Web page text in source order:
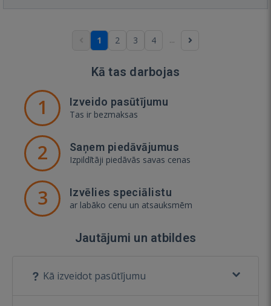
1 2 3 4 ...
Kā tas darbojas
1 Izveido pasūtījumu
Tas ir bezmaksas
2 Saņem piedāvājumus
Izpildītāji piedāvās savas cenas
3 Izvēlies speciālistu
ar labāko cenu un atsauksmēm
Jautājumi un atbildes
Kā izveidot pasūtījumu